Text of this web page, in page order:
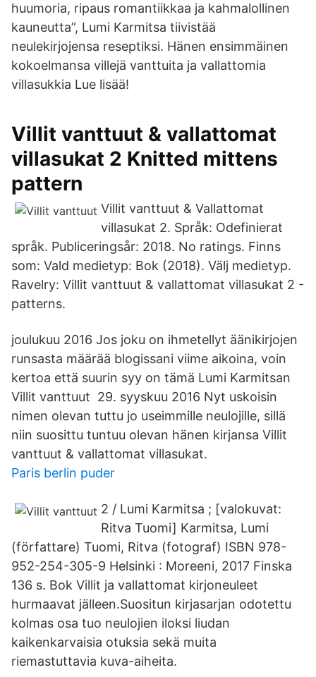
huumoria, ripaus romantiikkaa ja kahmalollinen
kauneutta”, Lumi Karmitsa tiivistää
neulekirjojensa reseptiksi. Hänen ensimmäinen
kokoelmansa villejä vanttuita ja vallattomia
villasukkia Lue lisää!
Villit vanttuut & vallattomat
villasukat 2 Knitted mittens
pattern
Villit vanttuut & Vallattomat
villasukat 2. Språk: Odefinierat
språk. Publiceringsår: 2018. No ratings. Finns
som: Vald medietyp: Bok (2018). Välj medietyp.
Ravelry: Villit vanttuut & vallattomat villasukat 2 -
patterns.
joulukuu 2016 Jos joku on ihmetellyt äänikirjojen
runsasta määrää blogissani viime aikoina, voin
kertoa että suurin syy on tämä Lumi Karmitsan
Villit vanttuut 29. syyskuu 2016 Nyt uskoisin
nimen olevan tuttu jo useimmille neulojille, sillä
niin suosittu tuntuu olevan hänen kirjansa Villit
vanttuut & vallattomat villasukat.
Paris berlin puder
2 / Lumi Karmitsa ; [valokuvat:
Ritva Tuomi] Karmitsa, Lumi
(författare) Tuomi, Ritva (fotograf) ISBN 978-
952-254-305-9 Helsinki : Moreeni, 2017 Finska
136 s. Bok Villit ja vallattomat kirjoneuleet
hurmaavat jälleen.Suositun kirjasarjan odotettu
kolmas osa tuo neulojien iloksi liudan
kaikenkarvaisia otuksia sekä muita
riemastuttavia kuva-aiheita.